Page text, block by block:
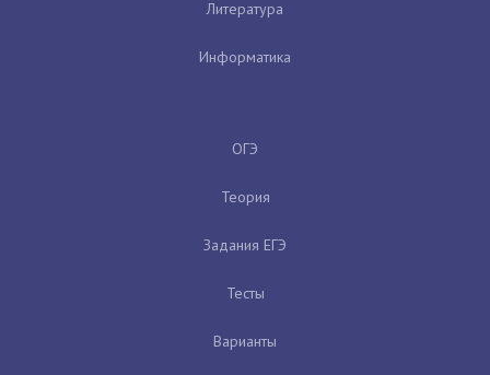
Литература
Информатика
ОГЭ
Теория
Задания ЕГЭ
Тесты
Варианты